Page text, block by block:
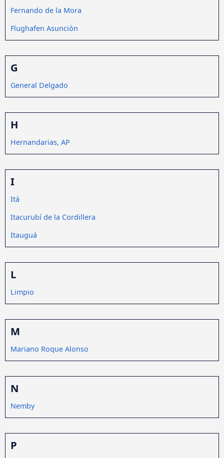
Fernando de la Mora
Flughafen Asunción
G
General Delgado
H
Hernandarias, AP
I
Itá
Itacurubí de la Cordillera
Itauguá
L
Limpio
M
Mariano Roque Alonso
N
Nemby
P